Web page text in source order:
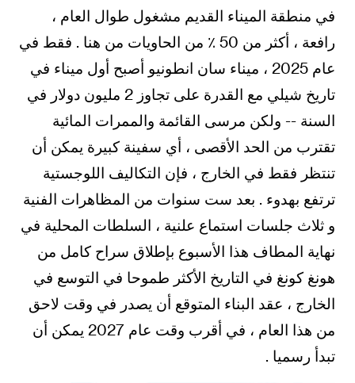
في منطقة الميناء القديم مشغول طوال العام ،
رافعة ، أكثر من 50 ٪ من الحاويات من هنا . فقط في
عام 2025 ، ميناء سان انطونيو أصبح أول ميناء في
تاريخ شيلي مع القدرة على تجاوز 2 مليون دولار في
السنة -- ولكن مرسى القائمة والممرات المائية
تقترب من الحد الأقصى ، أي سفينة كبيرة يمكن أن
تنتظر فقط في الخارج ، فإن التكاليف اللوجستية
ترتفع بهدوء . بعد ست سنوات من المظاهرات الفنية
و ثلاث جلسات استماع علنية ، السلطات المحلية في
نهاية المطاف هذا الأسبوع بإطلاق سراح كامل من
هونغ كونغ في التاريخ الأكثر طموحا في التوسع في
الخارج ، عقد البناء المتوقع أن يصدر في وقت لاحق
من هذا العام ، في أقرب وقت عام 2027 يمكن أن
تبدأ رسميا .